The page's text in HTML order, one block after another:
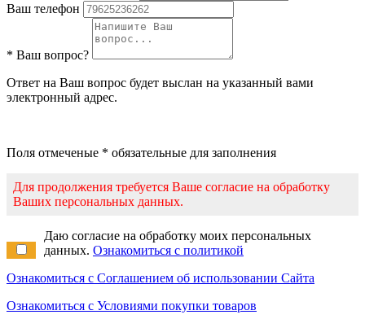
Ваш телефон
* Ваш вопрос?
Ответ на Ваш вопрос будет выслан на указанный вами
электронный адрес.
Поля отмеченые * обязательные для заполнения
Для продолжения требуется Ваше согласие на обработку
Ваших персональных данных.
Даю согласие на обработку моих персональных
данных. Ознакомиться с политикой
Ознакомиться с Соглашением об использовании Сайта
Ознакомиться с Условиями покупки товаров